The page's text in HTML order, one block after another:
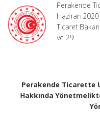
Yönetmelikte
Değişiklik
Yapılmasına
Dair
Yönetmelik
Perakende
Haziran 2020
Ticaret
ve 29…
Perakende Ticarette
Hakkında